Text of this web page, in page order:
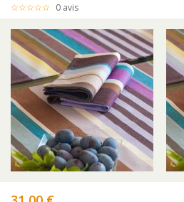
0 avis